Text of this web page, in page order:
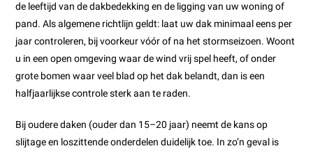
de leeftijd van de dakbedekking en de ligging van uw woning of
pand. Als algemene richtlijn geldt: laat uw dak minimaal eens per
jaar controleren, bij voorkeur vóór of na het stormseizoen. Woont
u in een open omgeving waar de wind vrij spel heeft, of onder
grote bomen waar veel blad op het dak belandt, dan is een
halfjaarlijkse controle sterk aan te raden.
Bij oudere daken (ouder dan 15–20 jaar) neemt de kans op
slijtage en loszittende onderdelen duidelijk toe. In zo’n geval is